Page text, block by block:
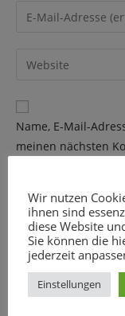
oder
zum
ein
Gib
Mail-
zum
Kommentieren
ein
Gib
Website-
URL
(optional)
Name, E-Mail-
meinen nächsten
Wir nutzen
ihnen sind
diese Website
Sie können die
jederzeit
Einstellungen